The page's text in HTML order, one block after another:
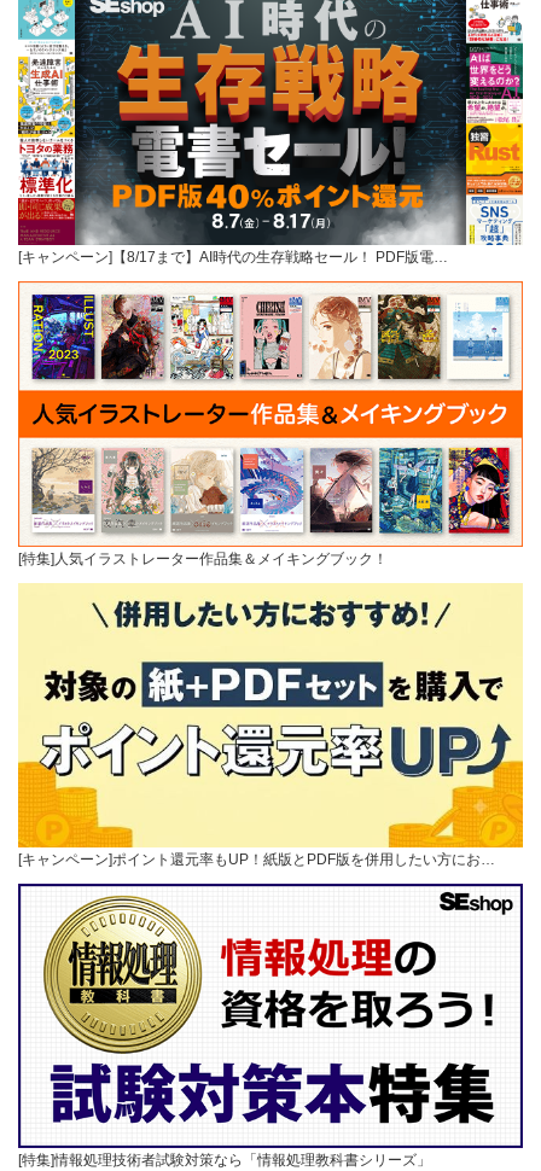
[キャンペーン]【8/17まで】AI時代の生存戦略セール！ PDF版電…
[特集]人気イラストレーター作品集＆メイキングブック！
[キャンペーン]ポイント還元率もUP！紙版とPDF版を併用したい方にお…
[特集]情報処理技術者試験対策なら「情報処理教科書シリーズ」